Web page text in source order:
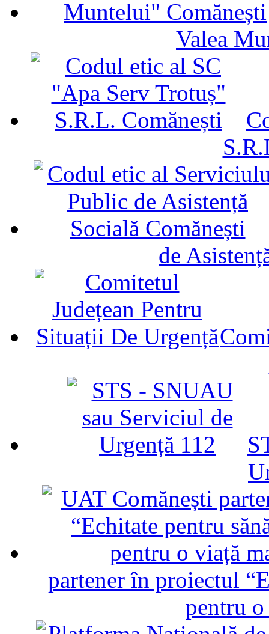
Valea
de
partener în proiectul
pentru